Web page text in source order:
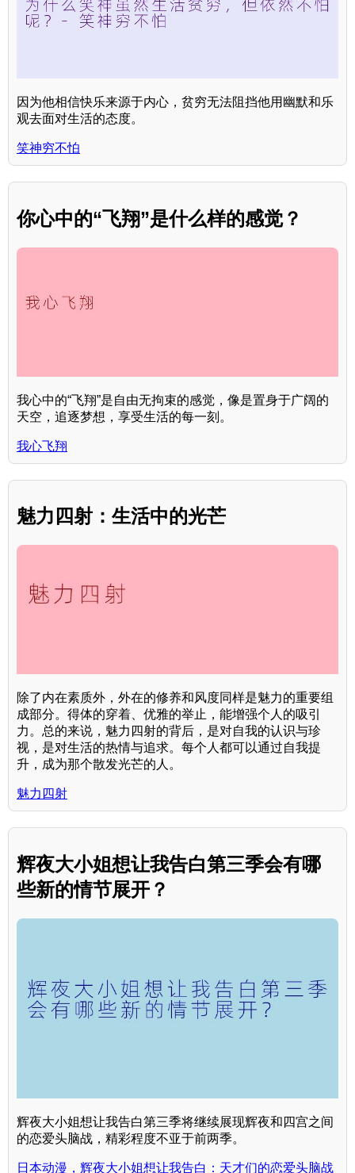
因为他相信快乐来源于内心，贫穷无法阻挡他用幽默和乐
观去面对生活的态度。
笑神穷不怕
你心中的“飞翔”是什么样的感觉？
我心中的“飞翔”是自由无拘束的感觉，像是置身于广阔的
天空，追逐梦想，享受生活的每一刻。
我心飞翔
魅力四射：生活中的光芒
除了内在素质外，外在的修养和风度同样是魅力的重要组
成部分。得体的穿着、优雅的举止，能增强个人的吸引
力。总的来说，魅力四射的背后，是对自我的认识与珍
视，是对生活的热情与追求。每个人都可以通过自我提
升，成为那个散发光芒的人。
魅力四射
辉夜大小姐想让我告白第三季会有哪
些新的情节展开？
辉夜大小姐想让我告白第三季将继续展现辉夜和四宫之间
的恋爱头脑战，精彩程度不亚于前两季。
日本动漫，辉夜大小姐想让我告白：天才们的恋爱头脑战